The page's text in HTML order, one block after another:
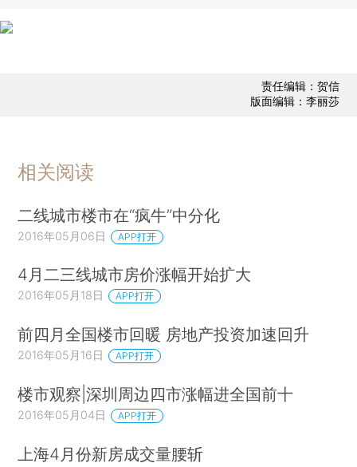
责任编辑：贺信
版面编辑：李丽莎
相关阅读
二线城市楼市在“疯牛”中分化
2016年05月06日 APP打开
4月二三线城市房价涨幅开始扩大
2016年05月18日 APP打开
前四月全国楼市回暖 房地产投资加速回升
2016年05月16日 APP打开
楼市观察|深圳周边四市涨幅进全国前十
2016年05月04日 APP打开
上海4月份新房成交量腰斩